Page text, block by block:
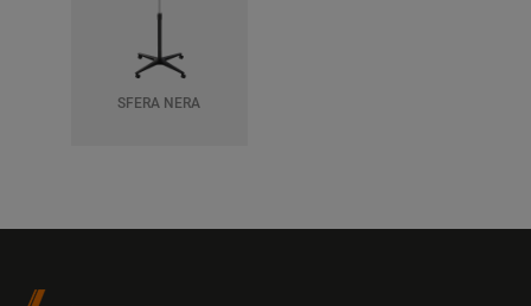
SFERA NERA